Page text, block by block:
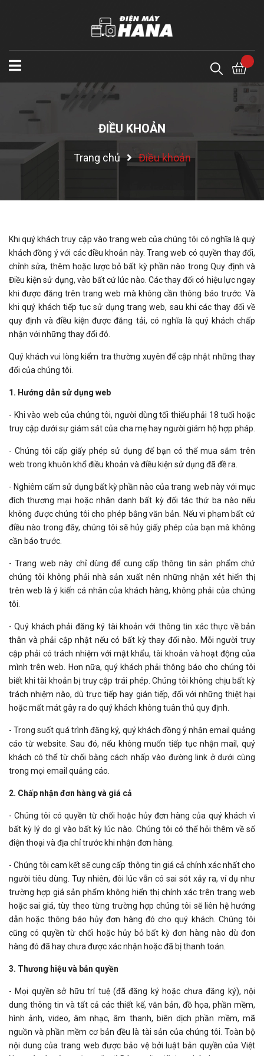
ĐIỀU KHOẢN
Trang chủ Điều khoản
Khi quý khách truy cập vào trang web của chúng tôi có nghĩa là quý
khách đồng ý với các điều khoản này. Trang web có quyền thay đổi,
chỉnh sửa, thêm hoặc lược bỏ bất kỳ phần nào trong Quy định và
Điều kiện sử dụng, vào bất cứ lúc nào. Các thay đổi có hiệu lực ngay
khi được đăng trên trang web mà không cần thông báo trước. Và
khi quý khách tiếp tục sử dụng trang web, sau khi các thay đổi về
quy định và điều kiện được đăng tải, có nghĩa là quý khách chấp
nhận với những thay đổi đó.
Quý khách vui lòng kiểm tra thường xuyên để cập nhật những thay
đổi của chúng tôi.
1. Hướng dẫn sử dụng web
- Khi vào web của chúng tôi, người dùng tối thiểu phải 18 tuổi hoặc
truy cập dưới sự giám sát của cha mẹ hay người giám hộ hợp pháp.
- Chúng tôi cấp giấy phép sử dụng để bạn có thể mua sắm trên
web trong khuôn khổ điều khoản và điều kiện sử dụng đã đề ra.
- Nghiêm cấm sử dụng bất kỳ phần nào của trang web này với mục
đích thương mại hoặc nhân danh bất kỳ đối tác thứ ba nào nếu
không được chúng tôi cho phép bằng văn bản. Nếu vi phạm bất cứ
điều nào trong đây, chúng tôi sẽ hủy giấy phép của bạn mà không
cần báo trước.
- Trang web này chỉ dùng để cung cấp thông tin sản phẩm chứ
chúng tôi không phải nhà sản xuất nên những nhận xét hiển thị
trên web là ý kiến cá nhân của khách hàng, không phải của chúng
tôi.
- Quý khách phải đăng ký tài khoản với thông tin xác thực về bản
thân và phải cập nhật nếu có bất kỳ thay đổi nào. Mỗi người truy
cập phải có trách nhiệm với mật khẩu, tài khoản và hoạt động của
mình trên web. Hơn nữa, quý khách phải thông báo cho chúng tôi
biết khi tài khoản bị truy cập trái phép. Chúng tôi không chịu bất kỳ
trách nhiệm nào, dù trực tiếp hay gián tiếp, đối với những thiệt hại
hoặc mất mát gây ra do quý khách không tuân thủ quy định.
- Trong suốt quá trình đăng ký, quý khách đồng ý nhận email quảng
cáo từ website. Sau đó, nếu không muốn tiếp tục nhận mail, quý
khách có thể từ chối bằng cách nhấp vào đường link ở dưới cùng
trong mọi email quảng cáo.
2. Chấp nhận đơn hàng và giá cả
- Chúng tôi có quyền từ chối hoặc hủy đơn hàng của quý khách vì
bất kỳ lý do gì vào bất kỳ lúc nào. Chúng tôi có thể hỏi thêm về số
điện thoại và địa chỉ trước khi nhận đơn hàng.
- Chúng tôi cam kết sẽ cung cấp thông tin giá cả chính xác nhất cho
người tiêu dùng. Tuy nhiên, đôi lúc vẫn có sai sót xảy ra, ví dụ như
trường hợp giá sản phẩm không hiển thị chính xác trên trang web
hoặc sai giá, tùy theo từng trường hợp chúng tôi sẽ liên hệ hướng
dẫn hoặc thông báo hủy đơn hàng đó cho quý khách. Chúng tôi
cũng có quyền từ chối hoặc hủy bỏ bất kỳ đơn hàng nào dù đơn
hàng đó đã hay chưa được xác nhận hoặc đã bị thanh toán.
3. Thương hiệu và bản quyền
- Mọi quyền sở hữu trí tuệ (đã đăng ký hoặc chưa đăng ký), nội
dung thông tin và tất cả các thiết kế, văn bản, đồ họa, phần mềm,
hình ảnh, video, âm nhạc, âm thanh, biên dịch phần mềm, mã
nguồn và phần mềm cơ bản đều là tài sản của chúng tôi. Toàn bộ
nội dung của trang web được bảo vệ bởi luật bản quyền của Việt